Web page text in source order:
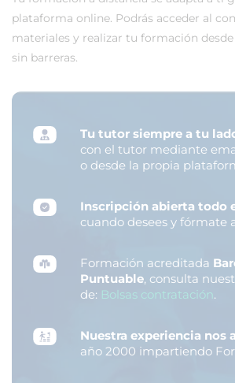
plataforma online. Podrás acceder al
materiales y realizar tu formación
sin barreras.
Tu tutor siempre a tu
con el tutor mediante
o desde la propia
Inscripción abierta todo
cuando desees y fórmate
Formación acreditada
Puntuable, consulta
de: Bolsas contratación.
Nuestra experiencia nos
año 2000 impartiendo